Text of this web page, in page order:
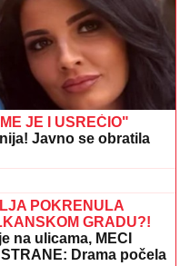
JE I USREĆIO"
Javno se obratila
U kaubojkama i
suknji pokazala
i nešto što nije htela